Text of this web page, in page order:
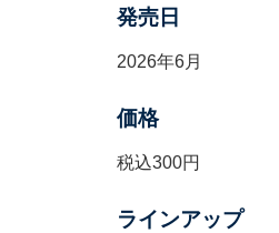
発売日
2026年6月
価格
税込300円
ラインアップ